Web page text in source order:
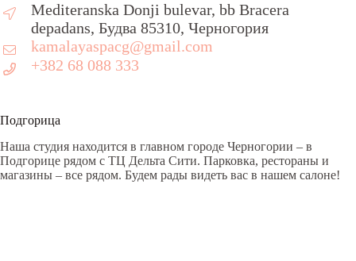
Mediteranska Donji bulevar, bb Bracera
depadans, Будва 85310, Черногория
kamalayaspacg@gmail.com
+382 68 088 333
Подгорица
Наша студия находится в главном городе Черногории – в
Подгорице рядом с ТЦ Дельта Сити. Парковка, рестораны и
магазины – все рядом. Будем рады видеть вас в нашем салоне!